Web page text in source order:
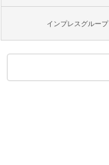
インプレスグループ